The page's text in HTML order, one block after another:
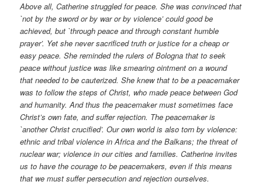
Above all, Catherine struggled for peace. She was convinced that
`not by the sword or by war or by violence’ could good be
achieved, but `through peace and through constant humble
prayer’. Yet she never sacrificed truth or justice for a cheap or
easy peace. She reminded the rulers of Bologna that to seek
peace without justice was like smearing ointment on a wound
that needed to be cauterized. She knew that to be a peacemaker
was to follow the steps of Christ, who made peace between God
and humanity. And thus the peacemaker must sometimes face
Christ’s own fate, and suffer rejection. The peacemaker is
`another Christ crucified’. Our own world is also torn by violence:
ethnic and tribal violence in Africa and the Balkans; the threat of
nuclear war; violence in our cities and families. Catherine invites
us to have the courage to be peacemakers, even if this means
that we must suffer persecution and rejection ourselves.